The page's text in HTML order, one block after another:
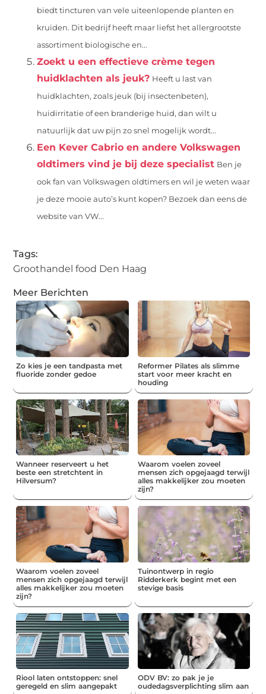
biedt tincturen van vele uiteenlopende planten en
kruiden. Dit bedrijf heeft maar liefst het allergrootste
assortiment biologische en...
Zoekt u een effectieve crème tegen
huidklachten als jeuk? Heeft u last van
huidklachten, zoals jeuk (bij insectenbeten),
huidirritatie of een branderige huid, dan wilt u
natuurlijk dat uw pijn zo snel mogelijk wordt...
Een Kever Cabrio en andere Volkswagen
oldtimers vind je bij deze specialist Ben je
ook fan van Volkswagen oldtimers en wil je weten waar
je deze mooie auto’s kunt kopen? Bezoek dan eens de
website van VW...
Tags:
Groothandel food Den Haag
Meer Berichten
Zo kies je een tandpasta met
fluoride zonder gedoe
Reformer Pilates als slimme
start voor meer kracht en
houding
Wanneer reserveert u het
beste een stretchtent in
Hilversum?
Waarom voelen zoveel
mensen zich opgejaagd terwijl
alles makkelijker zou moeten
zijn?
Waarom voelen zoveel
mensen zich opgejaagd terwijl
alles makkelijker zou moeten
zijn?
Tuinontwerp in regio
Ridderkerk begint met een
stevige basis
Riool laten ontstoppen: snel
geregeld en slim aangepakt
ODV BV: zo pak je je
oudedagsverplichting slim aan